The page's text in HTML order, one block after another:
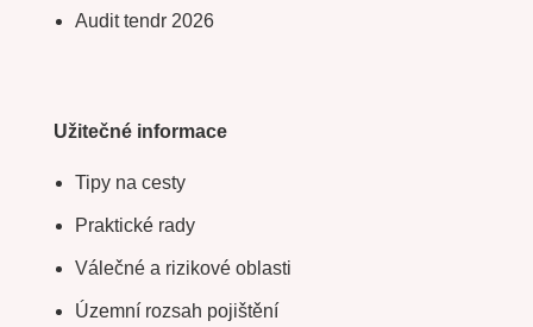
Audit tendr 2026
Užitečné informace
Tipy na cesty
Praktické rady
Válečné a rizikové oblasti
Územní rozsah pojištění